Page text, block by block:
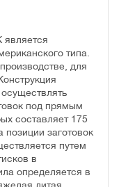
является
типа.
для
под прямым
составляет 175
заготовок
путем
в
определяется в
литая